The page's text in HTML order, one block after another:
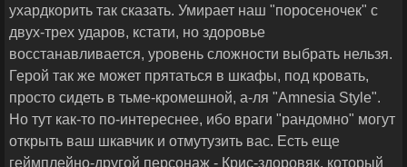
ухардкорить так сказать. Умирает наш "поросеночек" с
двух-трех ударов, кстати, но здоровье
восстанавливается, уровень сложности выбрать нельзя.
Герой так же может прятаться в шкафы, под кровать,
просто сидеть в тьме-кромешной, а-ля "Amnesia Style".
Но тут как-то по-интереснее, ибо враги "рандомно" могут
открыть ваш шкавчик и отмутузить вас. Есть еще
геймплейно-другой персонаж - Крис-здоровяк, который